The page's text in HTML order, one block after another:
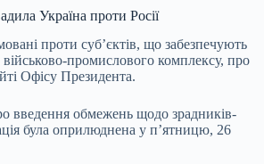
Україна проти Росії
проти суб’єктів, що забезпечують
військово-промислового комплексу, про
Офісу Президента.
введення обмежень щодо зрадників-
була оприлюднена у п’ятницю, 26